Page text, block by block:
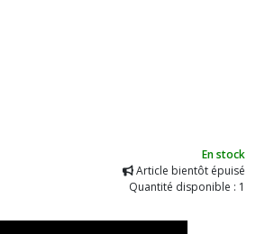
En stock
Article bientôt épuisé
Quantité disponible : 1